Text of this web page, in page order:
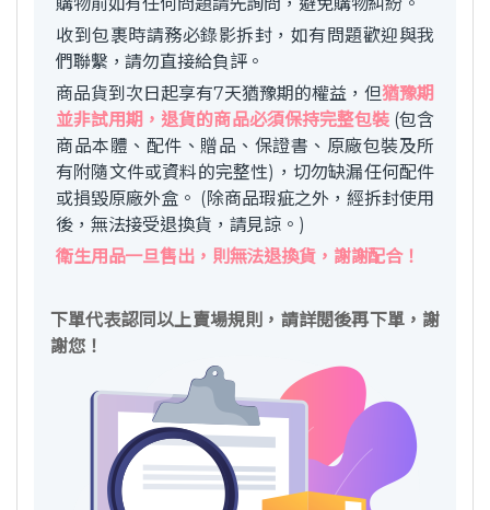
收到包裹時請務必錄影拆封，如有問題歡迎與我
們聯繫，請勿直接給負評。
商品貨到次日起享有7天猶豫期的權益，但猶豫期
並非試用期，退貨的商品必須保持完整包裝(包含
商品本體、配件、贈品、保證書、原廠包裝及所
有附隨文件或資料的完整性)，切勿缺漏任何配件
或損毀原廠外盒。 (除商品瑕疵之外，經拆封使用
後，無法接受退換貨，請見諒。)
衛生用品一旦售出，則無法退換貨，謝謝配合！
下單代表認同以上賣場規則，請詳閱後再下單，謝
謝您！